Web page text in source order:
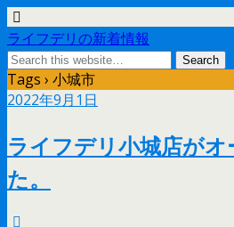
ライフデリの新着情報
Tags › 小城市
2022年9月1日
ライフデリ小城店が
た。